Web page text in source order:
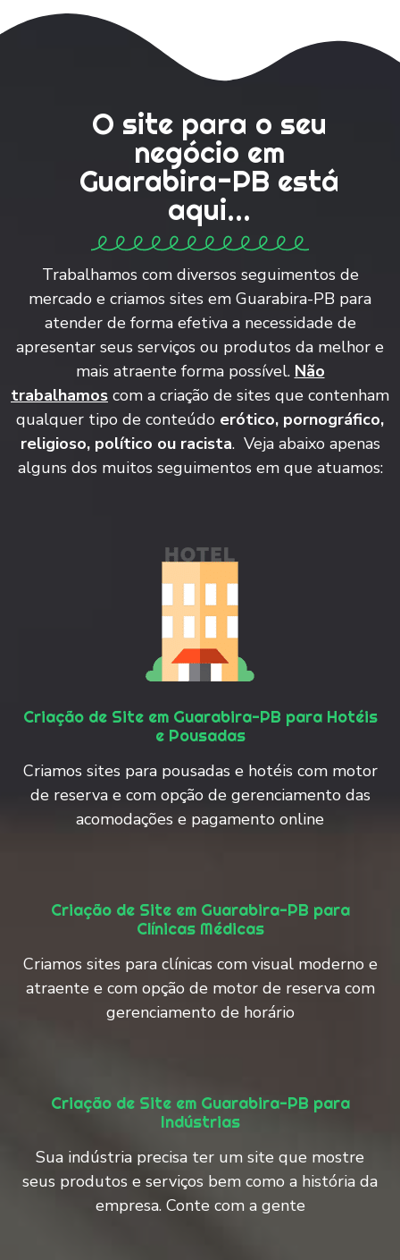
O site para o seu
negócio em
Guarabira-PB está
aqui...
Trabalhamos com diversos seguimentos de
mercado e criamos sites em Guarabira-PB para
atender de forma efetiva a necessidade de
apresentar seus serviços ou produtos da melhor e
mais atraente forma possível. Não
trabalhamos com a criação de sites que contenham
qualquer tipo de conteúdo erótico, pornográfico,
religioso, político ou racista. Veja abaixo apenas
alguns dos muitos seguimentos em que atuamos:
Criação de Site em Guarabira-PB para Hotéis
e Pousadas
Criamos sites para pousadas e hotéis com motor
de reserva e com opção de gerenciamento das
acomodações e pagamento online
Criação de Site em Guarabira-PB para
Clínicas Médicas
Criamos sites para clínicas com visual moderno e
atraente e com opção de motor de reserva com
gerenciamento de horário
Criação de Site em Guarabira-PB para
Indústrias
Sua indústria precisa ter um site que mostre
seus produtos e serviços bem como a história da
empresa. Conte com a gente